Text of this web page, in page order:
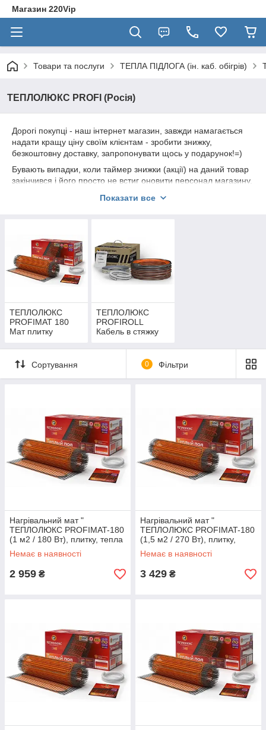
Магазин 220Vip
Товари та послуги ТЕПЛА ПІДЛОГА (ін. каб. обігрів)
ТЕПЛОЛЮКС PROFI (Росія)
Дорогі покупці - наш інтернет магазин, завжди намагається
надати кращу ціну своїм клієнтам - зробити знижку,
безкоштовну доставку, запропонувати щось у подарунок!=)
Бувають випадки, коли таймер знижки (акції) на даний товар
закінчився і його просто не встиг оновити персонал магазину,
ЗНИЖКУ=)
Показати все
ТЕПЛОЛЮКС
PROFIMAT 180
Мат плитку
ТЕПЛОЛЮКС
PROFIROLL
Кабель в стяжку
Сортування 0 Фільтри
Нагрівальний мат "
ТЕПЛОЛЮКС PROFIMAT-180
(1 м2 / 180 Вт), плитку, тепла
підлога електричний
Теплолюкс профі
Немає в наявності
2 959 ₴
Нагрівальний мат "
ТЕПЛОЛЮКС PROFIMAT-180
(1,5 м2 / 270 Вт), плитку,
тепла підлога електричний
Теплолюкс профі
Немає в наявності
3 429 ₴